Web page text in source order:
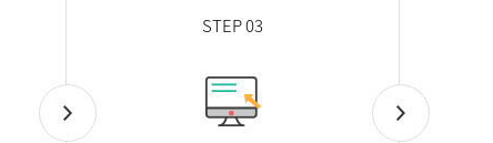
STEP 03